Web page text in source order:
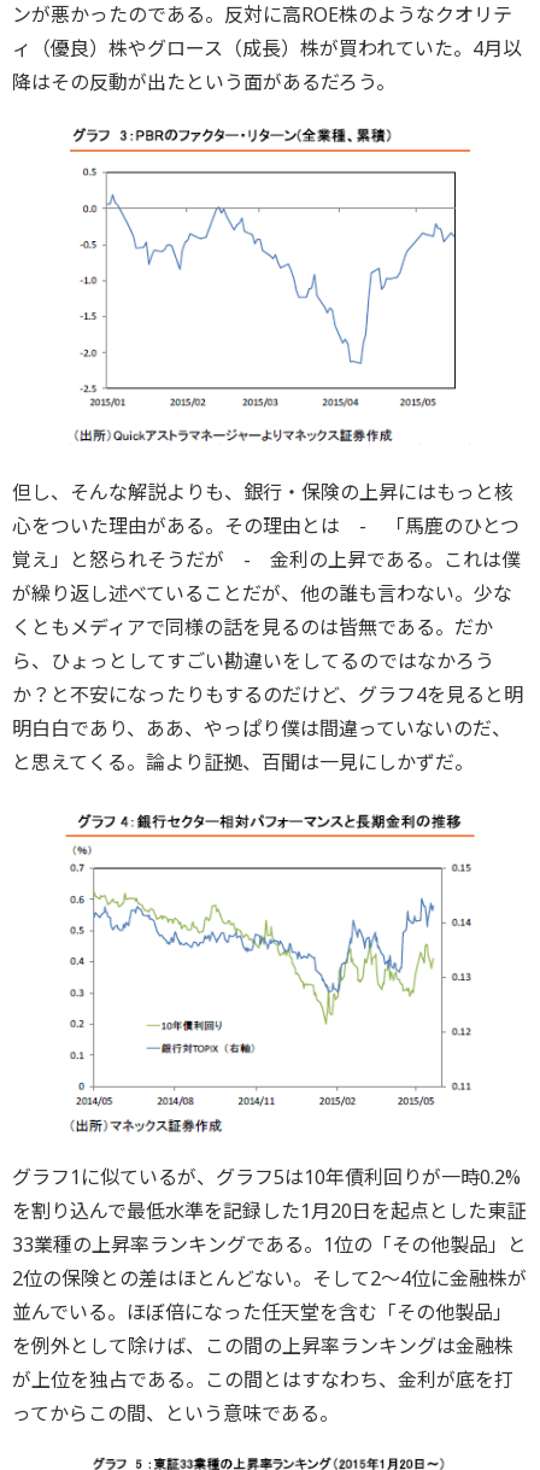
ンが悪かったのである。反対に高ROE株のようなクオリテ
ィ（優良）株やグロース（成長）株が買われていた。4月以
降はその反動が出たという面があるだろう。
但し、そんな解説よりも、銀行・保険の上昇にはもっと核
心をついた理由がある。その理由とは - 「馬鹿のひとつ
覚え」と怒られそうだが - 金利の上昇である。これは僕
が繰り返し述べていることだが、他の誰も言わない。少な
くともメディアで同様の話を見るのは皆無である。だか
ら、ひょっとしてすごい勘違いをしてるのではなかろう
か？と不安になったりもするのだけど、グラフ4を見ると明
明白白であり、ああ、やっぱり僕は間違っていないのだ、
と思えてくる。論より証拠、百聞は一見にしかずだ。
グラフ1に似ているが、グラフ5は10年債利回りが一時0.2%
を割り込んで最低水準を記録した1月20日を起点とした東証
33業種の上昇率ランキングである。1位の「その他製品」と
2位の保険との差はほとんどない。そして2～4位に金融株が
並んでいる。ほぼ倍になった任天堂を含む「その他製品」
を例外として除けば、この間の上昇率ランキングは金融株
が上位を独占である。この間とはすなわち、金利が底を打
ってからこの間、という意味である。